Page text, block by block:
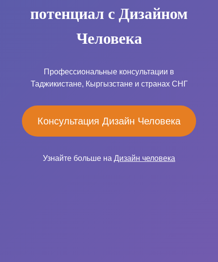
потенциал с Дизайном
Человека
Профессиональные консультации в
Таджикистане, Кыргызстане и странах СНГ
Консультация Дизайн Человека
Узнайте больше на Дизайн человека